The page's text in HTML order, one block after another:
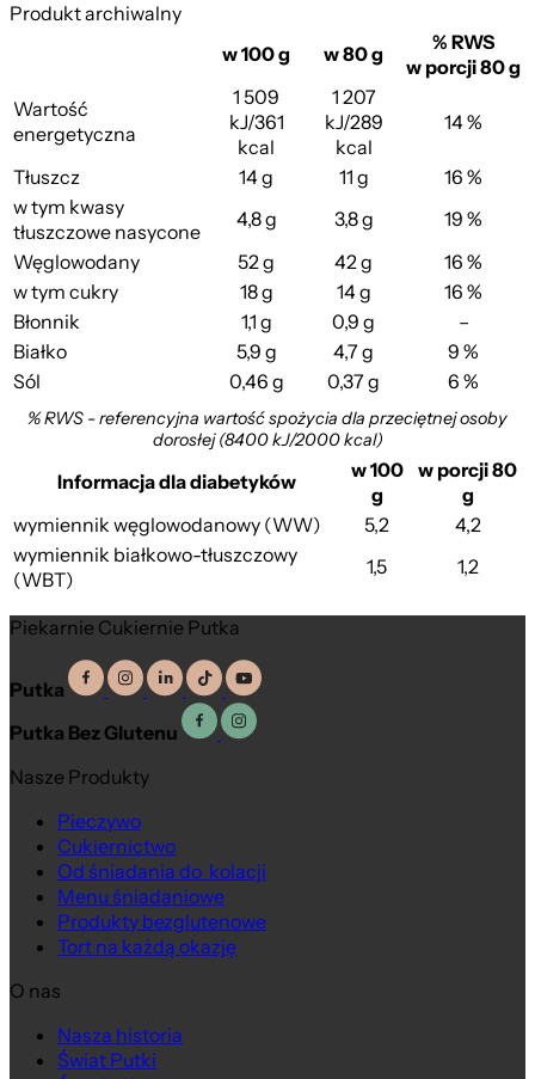
Produkt archiwalny
w 100 g
w 80 g
% RWS
w porcji 80 g
Wartość
energetyczna
1 509
kJ/361
kcal
1 207
kJ/289
kcal
14 %
Tłuszcz 14 g 11 g
16 %
w tym kwasy
tłuszczowe nasycone
4,8 g 3,8 g
19 %
Węglowodany
52 g 42 g
16 %
w tym cukry
18 g 14 g
16 %
Błonnik
1,1 g 0,9 g
–
Białko
5,9 g 4,7 g
9 %
Sól
0,46 g 0,37 g 6 %
% RWS - referencyjna wartość spożycia dla przeciętnej osoby
dorosłej (8400 kJ/2000 kcal)
Informacja dla diabetyków
w 100
g
w porcji 80
g
wymiennik węglowodanowy (WW)
5,2
4,2
wymiennik białkowo-tłuszczowy
(WBT)
1,5 1,2
Piekarnie Cukiernie Putka
Putka
Putka Bez Glutenu
Nasze Produkty
Pieczywo
Cukiernictwo
Od śniadania do kolacji
Menu śniadaniowe
Produkty bezglutenowe
Tort na każdą okazję
O nas
Nasza historia
Świat Putki